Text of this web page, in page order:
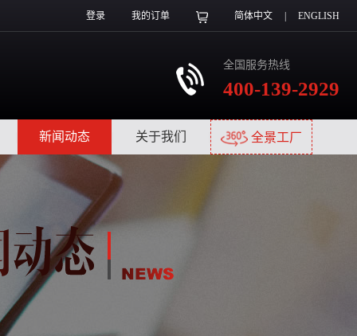
登录 我的订单 简体中文 ENGLISH
全国服务热线
400-139-2929
新闻动态 关于我们 全景工厂